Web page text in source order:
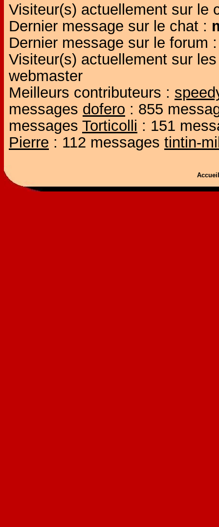
Visiteur(s) actuellement sur le
Dernier message sur le chat :
Dernier message sur le forum
Visiteur(s) actuellement sur
webmaster
Meilleurs contributeurs :
messages dofero : 855
messages Torticolli : 151
Pierre : 112 messages tintin-